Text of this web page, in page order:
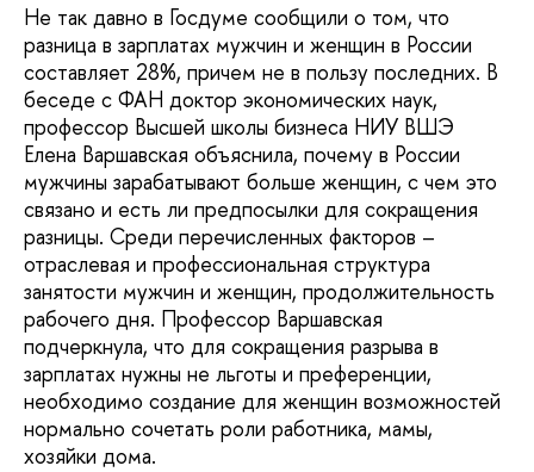
Не так давно в Госдуме сообщили о том, что
разница в зарплатах мужчин и женщин в России
составляет 28%, причем не в пользу последних. В
беседе с ФАН доктор экономических наук,
профессор Высшей школы бизнеса НИУ ВШЭ
Елена Варшавская объяснила, почему в России
мужчины зарабатывают больше женщин, с чем это
связано и есть ли предпосылки для сокращения
разницы. Среди перечисленных факторов –
отраслевая и профессиональная структура
занятости мужчин и женщин, продолжительность
рабочего дня. Профессор Варшавская
подчеркнула, что для сокращения разрыва в
зарплатах нужны не льготы и преференции,
необходимо создание для женщин возможностей
нормально сочетать роли работника, мамы,
хозяйки дома.